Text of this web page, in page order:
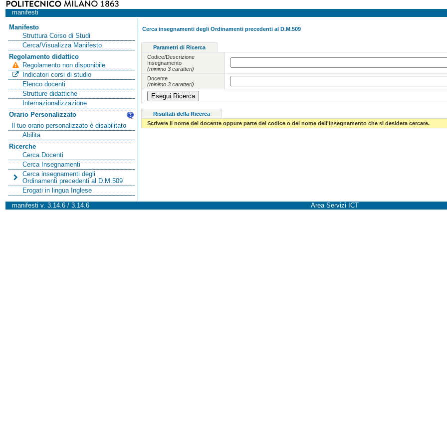
manifesti
Manifesto
Struttura Corso di Studi
Cerca/Visualizza Manifesto
Regolamento didattico
Regolamento non disponibile
Indicatori corsi di studio
Elenco docenti
Strutture didattiche
Internazionalizzazione
Orario Personalizzato
Il tuo orario personalizzato è disabilitato
Abilita
Ricerche
Cerca Docenti
Cerca Insegnamenti
Cerca insegnamenti degli
Ordinamenti precedenti al D.M.509
Erogati in lingua Inglese
Cerca insegnamenti degli Ordinamenti precedenti al D.M.509
Parametri di Ricerca
Codice/Descrizione
Insegnamento
(minimo 3 caratteri)
Docente
(minimo 3 caratteri)
Risultati della Ricerca
Scrivere il nome del docente oppure parte del codice o del nome dell'insegnamento che si desidera cercare.
manifesti v. 3.14.6 / 3.14.6 Area Servizi ICT